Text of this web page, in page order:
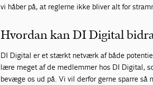
vi håber på, at reglerne ikke bliver alt for
Hvordan kan DI Digital
DI Digital er et stærkt netværk af både
lære meget af de medlemmer hos DI Digital,
bevæge os ud på. Vi vil derfor gerne sparre